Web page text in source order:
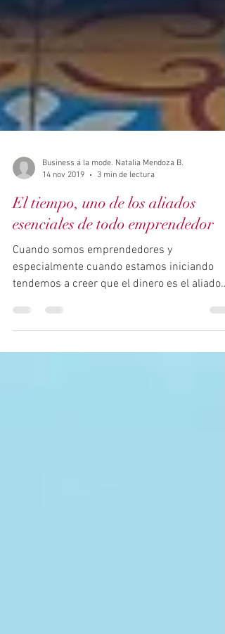
Business á la mode. Natalia Mendoza B.
14 nov 2019
3 min de lectura
El tiempo, uno de los aliados
esenciales de todo emprendedor
Cuando somos emprendedores y
tendemos a creer que el dinero es el aliado
fundamental para iniciar...